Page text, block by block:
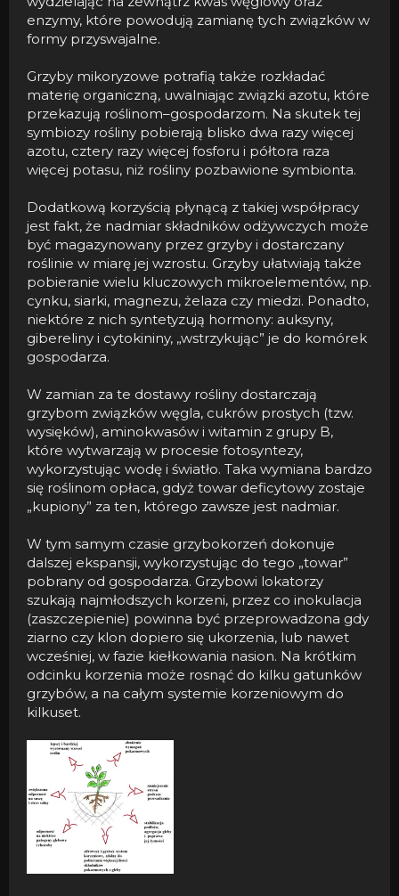
enzymy, które powodują zamianę tych związków w
formy przyswajalne.
Grzyby mikoryzowe potrafią także rozkładać
materię organiczną, uwalniając związki azotu, które
przekazują roślinom–gospodarzom. Na skutek tej
symbiozy rośliny pobierają blisko dwa razy więcej
azotu, cztery razy więcej fosforu i półtora raza
więcej potasu, niż rośliny pozbawione symbionta.
Dodatkową korzyścią płynącą z takiej współpracy
jest fakt, że nadmiar składników odżywczych może
być magazynowany przez grzyby i dostarczany
roślinie w miarę jej wzrostu. Grzyby ułatwiają także
pobieranie wielu kluczowych mikroelementów, np.
cynku, siarki, magnezu, żelaza czy miedzi. Ponadto,
niektóre z nich syntetyzują hormony: auksyny,
gibereliny i cytokininy, „wstrzykując” je do komórek
gospodarza.
W zamian za te dostawy rośliny dostarczają
grzybom związków węgla, cukrów prostych (tzw.
wysięków), aminokwasów i witamin z grupy B,
które wytwarzają w procesie fotosyntezy,
wykorzystując wodę i światło. Taka wymiana bardzo
się roślinom opłaca, gdyż towar deficytowy zostaje
„kupiony” za ten, którego zawsze jest nadmiar.
W tym samym czasie grzybokorzeń dokonuje
dalszej ekspansji, wykorzystując do tego „towar”
pobrany od gospodarza. Grzybowi lokatorzy
szukają najmłodszych korzeni, przez co inokulacja
(zaszczepienie) powinna być przeprowadzona gdy
ziarno czy klon dopiero się ukorzenia, lub nawet
wcześniej, w fazie kiełkowania nasion. Na krótkim
odcinku korzenia może rosnąć do kilku gatunków
grzybów, a na całym systemie korzeniowym do
kilkuset.